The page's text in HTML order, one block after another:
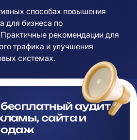
способах повышения
для бизнеса по
рекомендации для
трафика и улучшения
системах.
аудит
сайта и